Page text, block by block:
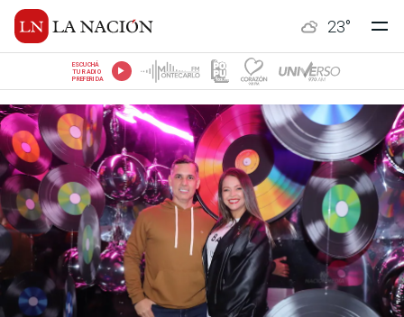
23°
ESCUCHÁ
TU RADIO
PREFERIDA